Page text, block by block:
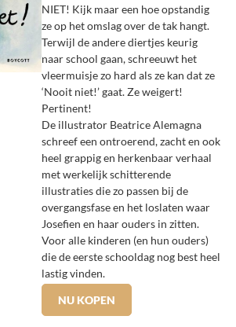
NIET! Kijk maar een hoe opstandig
ze op het omslag over de tak hangt.
Terwijl de andere diertjes keurig
naar school gaan, schreeuwt het
vleermuisje zo hard als ze kan dat ze
‘Nooit niet!’ gaat. Ze weigert!
Pertinent!
De illustrator Beatrice Alemagna
schreef een ontroerend, zacht en ook
heel grappig en herkenbaar verhaal
met werkelijk schitterende
illustraties die zo passen bij de
overgangsfase en het loslaten waar
Josefien en haar ouders in zitten.
Voor alle kinderen (en hun ouders)
die de eerste schooldag nog best heel
lastig vinden.
NU KOPEN